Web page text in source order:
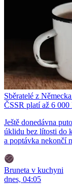
Sběratelé z
ČSSR platí až 6 000
Ještě donedávna
úklidu bez lítosti do
a poptávka nekončí
Bruneta v kuchyni
dnes, 04:05